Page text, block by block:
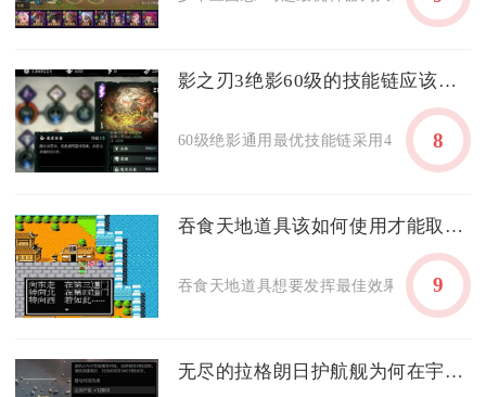
影之刃3绝影60级的技能链应该如何调整
60级绝影通用最优技能链采用4+4双链结构
8
吞食天地道具该如何使用才能取得最佳效果
吞食天地道具想要发挥最佳效果，核心在
9
无尽的拉格朗日护航舰为何在宇宙中闪耀